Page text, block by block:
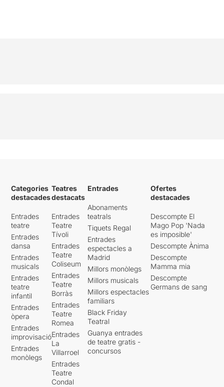
Categories
destacades
Entrades
teatre
Entrades
dansa
Entrades
musicals
Entrades
teatre
infantil
Entrades
òpera
Entrades
improvisació
Entrades
monòlegs
Teatres
destacats
Entrades
Teatre
Tívoli
Entrades
Teatre
Coliseum
Entrades
Teatre
Borràs
Entrades
Teatre
Romea
Entrades
La
Villarroel
Entrades
Teatre
Condal
Entrades
Abonaments
teatrals
Tiquets Regal
Entrades
espectacles a
Madrid
Millors monòlegs
Millors musicals
Millors espectacles
familiars
Black Friday
Teatral
Guanya entrades
de teatre gratis -
concursos
Ofertes
destacades
Descompte El
Mago Pop 'Nada
es imposible'
Descompte Ànima
Descompte
Mamma mia
Descompte
Germans de sang